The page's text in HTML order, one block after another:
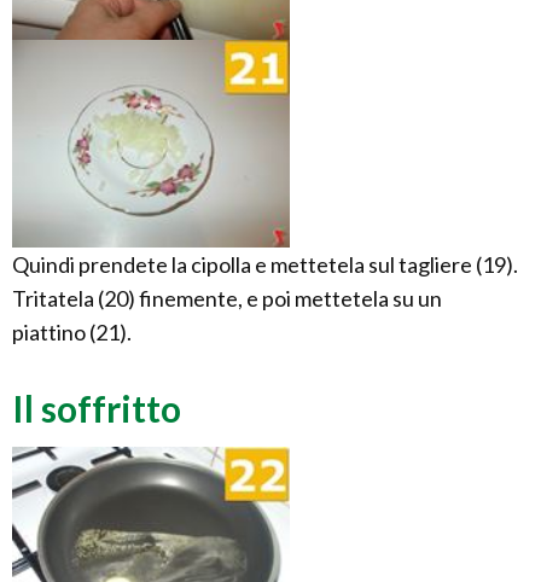
Quindi prendete la cipolla e mettetela sul tagliere (19).
Tritatela (20) finemente, e poi mettetela su un
piattino (21).
Il soffritto